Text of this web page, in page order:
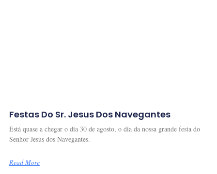
Festas Do Sr. Jesus Dos Navegantes
Está quase a chegar o dia 30 de agosto, o dia da nossa grande festa do
Senhor Jesus dos Navegantes.
Read More